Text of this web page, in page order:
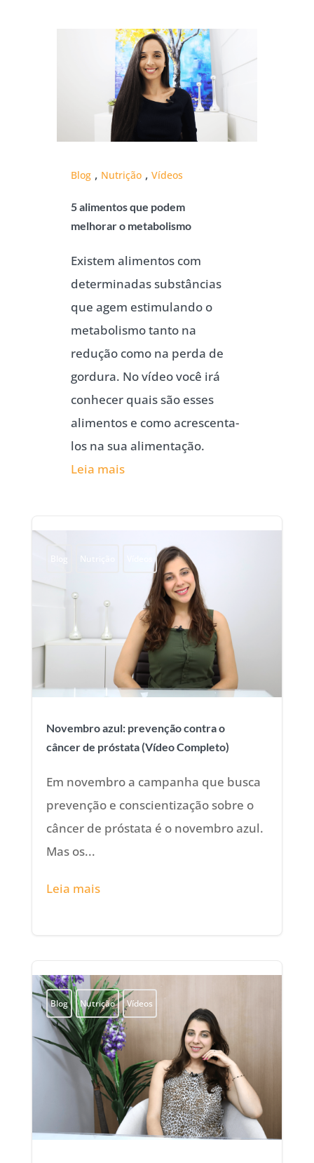
Blog , Nutrição , Vídeos
5 alimentos que podem
melhorar o metabolismo
Existem alimentos com
determinadas substâncias
que agem estimulando o
metabolismo tanto na
redução como na perda de
gordura. No vídeo você irá
conhecer quais são esses
alimentos e como acrescenta-
los na sua alimentação.
Leia mais
Blog Nutrição
Novembro azul: prevenção contra o
câncer de próstata (Vídeo Completo)
Em novembro a campanha que busca
prevenção e conscientização sobre o
câncer de próstata é o novembro azul.
Mas os...
Leia mais
Blog Nutrição Vídeos